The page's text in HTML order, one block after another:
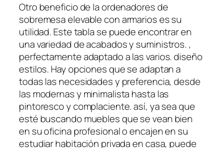
Otro beneficio de la ordenadores de
sobremesa elevable con armarios es su
utilidad. Este tabla se puede encontrar en
una variedad de acabados y suministros. ,
perfectamente adaptado a las varios. diseño
estilos. Hay opciones que se adaptan a
todas las necesidades y preferencia, desde
las modernas y minimalista hasta las
pintoresco y complaciente. así, ya sea que
esté buscando muebles que se vean bien
en su oficina profesional o encajen en su
estudiar habitación privada en casa, puede